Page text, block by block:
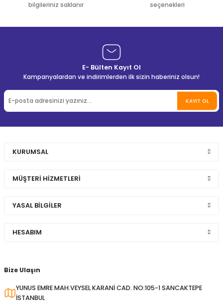
bilgileriniz saklanır
seçenekleri
E- Bülten Kayıt Ol
Kampanyalardan ve indirimlerden ilk sizin haberiniz olsun!
KAYIT OL
Bize Ulaşın
YUNUS EMRE MAH.VEYSEL KARANİ CAD. NO:105-1 SANCAKTEPE
İSTANBUL
KURUMSAL
MÜŞTERİ HİZMETLERİ
YASAL BİLGİLER
HESABIM